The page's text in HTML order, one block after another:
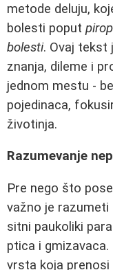
metode deluju,
bolesti poput
bolesti. Ovaj tekst
znanja, dileme i
jednom mestu -
pojedinaca,
životinja.
Razumevanje
Pre nego što
važno je razumeti
sitni paukoliki
ptica i
vrsta koja